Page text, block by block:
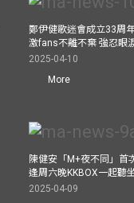
鄭伊健歌迷會成立33周
激fans不離不棄 強忍眼
2025-04-10
More
陳健安「M+夜不同」首
逢周六晚KKBOX一起聽
2025-04-09